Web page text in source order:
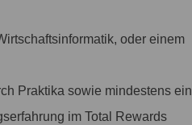
oder einem
Praktika sowie mindestens ein
im Total Rewards